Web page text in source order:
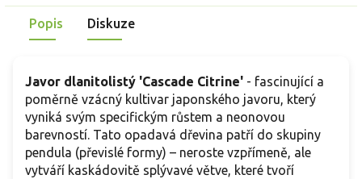
Popis Diskuze
Javor dlanitolistý 'Cascade Citrine' - fascinující a
poměrně vzácný kultivar japonského javoru, který
vyniká svým specifickým růstem a neonovou
barevností. Tato opadavá dřevina patří do skupiny
pendula (převislé formy) – neroste vzpřímeně, ale
vytváří kaskádovitě splývavé větve, které tvoří